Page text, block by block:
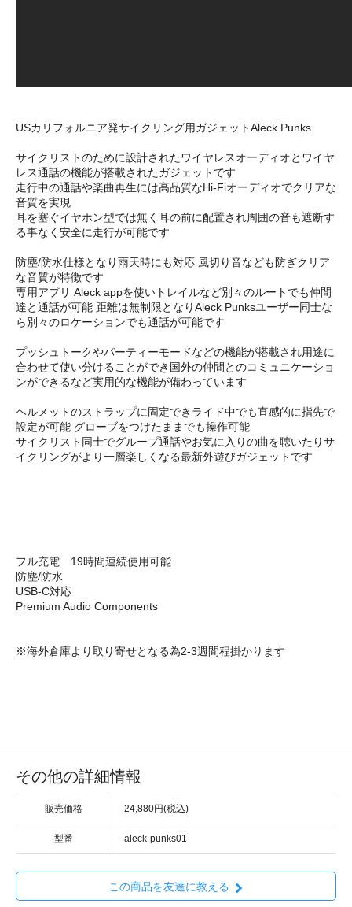
USカリフォルニア発サイクリング用ガジェットAleck Punks
サイクリストのために設計されたワイヤレスオーディオとワイヤ
レス通話の機能が搭載されたガジェットです
走行中の通話や楽曲再生には高品質なHi-Fiオーディオでクリアな
音質を実現
耳を塞ぐイヤホン型では無く耳の前に配置され周囲の音も遮断す
る事なく安全に走行が可能です
防塵/防水仕様となり雨天時にも対応 風切り音なども防ぎクリア
な音質が特徴です
専用アプリ Aleck appを使いトレイルなど別々のルートでも仲間
達と通話が可能 距離は無制限となりAleck Punksユーザー同士な
ら別々のロケーションでも通話が可能です
プッシュトークやパーティーモードなどの機能が搭載され用途に
合わせて使い分けることができ国外の仲間とのコミュニケーショ
ンができるなど実用的な機能が備わっています
ヘルメットのストラップに固定できライド中でも直感的に指先で
設定が可能 グローブをつけたままでも操作可能
サイクリスト同士でグループ通話やお気に入りの曲を聴いたりサ
イクリングがより一層楽しくなる最新外遊びガジェットです
フル充電 19時間連続使用可能
防塵/防水
USB-C対応
Premium Audio Components
※海外倉庫より取り寄せとなる為2-3週間程掛かります
その他の詳細情報
販売価格 24,880円(税込)
型番 aleck-punks01
この商品を友達に教える